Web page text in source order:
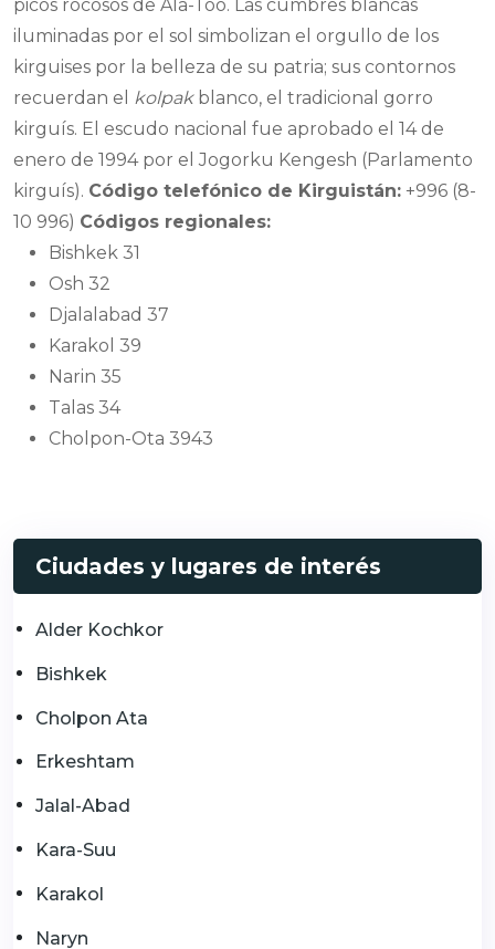
picos rocosos de Ala-Too. Las cumbres blancas
iluminadas por el sol simbolizan el orgullo de los
kirguises por la belleza de su patria; sus contornos
recuerdan el kolpakblanco, el tradicional gorro
kirguís. El escudo nacional fue aprobado el 14 de
enero de 1994 por el Jogorku Kengesh (Parlamento
kirguís). Código telefónico de Kirguistán: +996 (8-
10 996) Códigos regionales:
Bishkek 31
Osh 32
Djalalabad 37
Karakol 39
Narin 35
Talas 34
Cholpon-Ota 3943
Ciudades y lugares de interés
Alder Kochkor
Bishkek
Cholpon Ata
Erkeshtam
Jalal-Abad
Kara-Suu
Karakol
Naryn